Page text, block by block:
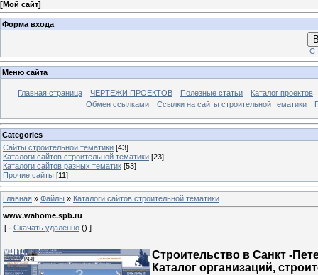
[Мой сайт]
Форма входа
Меню сайта
Главная страница ЧЕРТЕЖИ ПРОЕКТОВ Полезные статьи
Каталог проектов
Обмен ссылками
Ссылки на сайты строительной тематики
Categories
Сайты строительной тематики [43]
Каталоги сайтов строительной тематики [23]
Каталоги сайтов разных тематик [53]
Прочие сайты [11]
Главная » Файлы » Каталоги сайтов строительной тематики
www.wahome.spb.ru
[ · Скачать удаленно () ]
Строительство в Санкт -
Каталог организаций,